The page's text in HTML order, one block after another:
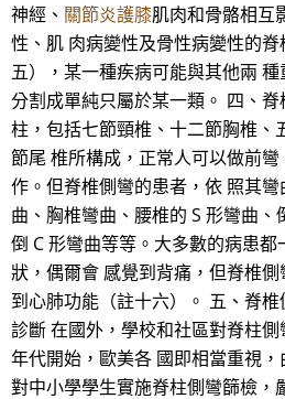
神經、 關節炎護膝肌肉和骨骼相互
性、肌 肉病變性及骨性病變性的
五），某一種疾病可能與其他兩
分割成單純只屬於某一類。 四、
柱，包括七節頸椎、十二節胸椎、
節尾 椎所構成，正常人可以做前
作。但脊椎側彎的患者，依 照其
曲、胸椎彎曲、腰椎的 S 形彎曲、
倒 C 形彎曲等等。大多數的病患
狀，偶爾會 感覺到背痛，但脊椎
到心肺功能（註十六）。 五、脊椎
診斷 在國外，學校和社區對脊柱
年代開始，歐美各 國即相當重視
對中小學學生實施脊柱側彎篩檢，